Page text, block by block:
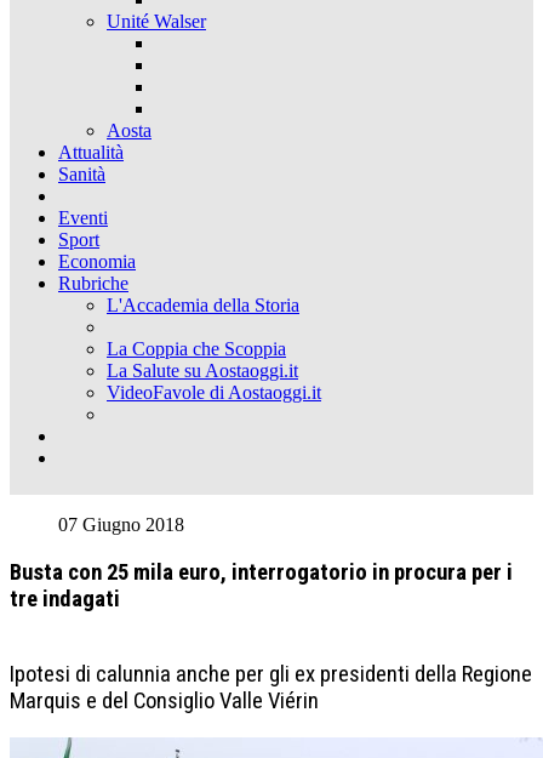
Unité Walser
Aosta
Attualità
Sanità
Eventi
Sport
Economia
Rubriche
L'Accademia della Storia
La Coppia che Scoppia
La Salute su Aostaoggi.it
VideoFavole di Aostaoggi.it
07 Giugno 2018
Busta con 25 mila euro, interrogatorio in procura per i
tre indagati
Ipotesi di calunnia anche per gli ex presidenti della Regione
Marquis e del Consiglio Valle Viérin